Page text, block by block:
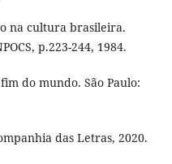
na cultura brasileira.
p.223-244, 1984.
do mundo. São Paulo:
das Letras, 2020.